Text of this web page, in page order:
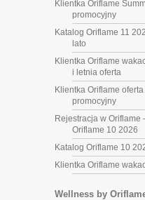
Klientka Oriflame
promocyjny
Katalog Oriflame 11
lato
Klientka Oriflame
i letnia oferta
Klientka Oriflame
promocyjny
Rejestracja w Oriflame
Oriflame 10 2026
Katalog Oriflame 10
Klientka Oriflame
Wellness by